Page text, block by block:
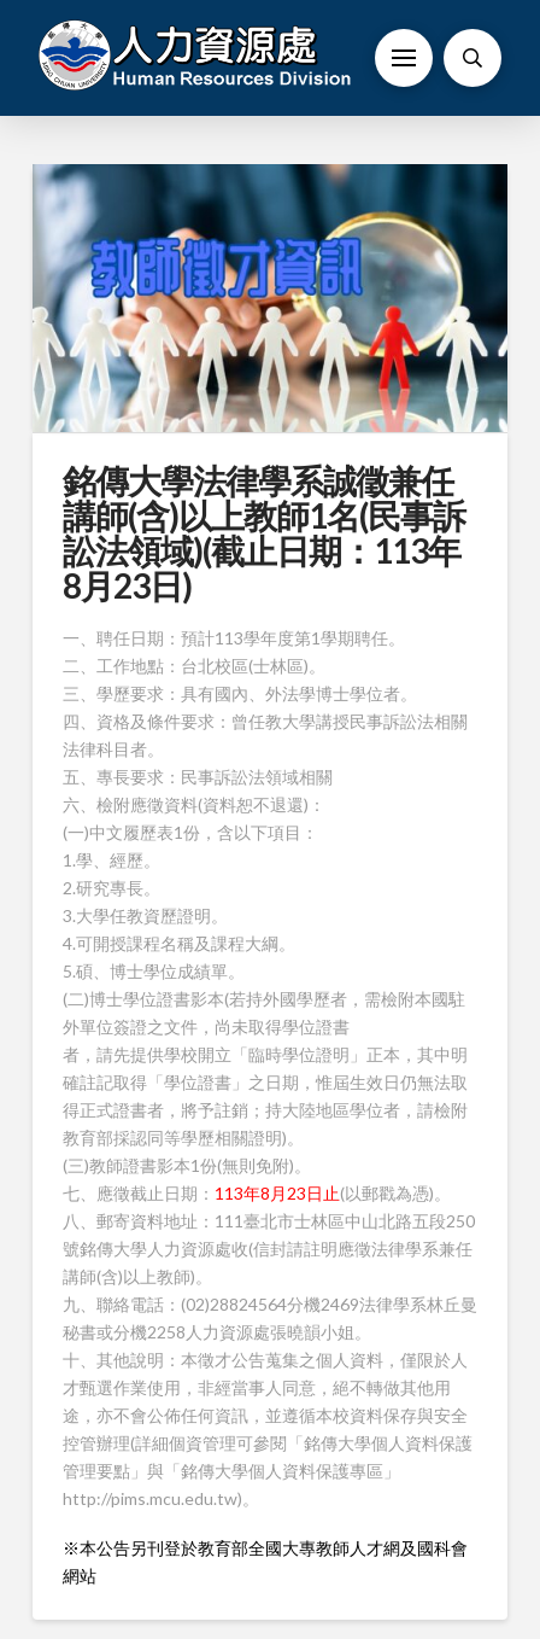
銘傳大學法律學系誠徵兼任
講師(含)以上教師1名(民事訴
訟法領域)(截止日期：113年
8月23日)
一、聘任日期：預計113學年度第1學期聘任。
二、工作地點：台北校區(士林區)。
三、學歷要求：具有國內、外法學博士學位者。
四、資格及條件要求：曾任教大學講授民事訴訟法相關
法律科目者。
五、專長要求：民事訴訟法領域相關
六、檢附應徵資料(資料恕不退還)：
(一)中文履歷表1份，含以下項目：
1.學、經歷。
2.研究專長。
3.大學任教資歷證明。
4.可開授課程名稱及課程大綱。
5.碩、博士學位成績單。
(二)博士學位證書影本(若持外國學歷者，需檢附本國駐
外單位簽證之文件，尚未取得學位證書
者，請先提供學校開立「臨時學位證明」正本，其中明
確註記取得「學位證書」之日期，惟屆生效日仍無法取
得正式證書者，將予註銷；持大陸地區學位者，請檢附
教育部採認同等學歷相關證明)。
(三)教師證書影本1份(無則免附)。
七、應徵截止日期： 113年8月23日止(以郵戳為憑)。
八、郵寄資料地址：111臺北市士林區中山北路五段250
號銘傳大學人力資源處收(信封請註明應徵法律學系兼任
講師(含)以上教師)。
九、聯絡電話：(02)28824564分機2469法律學系林丘曼
秘書或分機2258人力資源處張曉韻小姐。
十、其他說明：本徵才公告蒐集之個人資料，僅限於人
才甄選作業使用，非經當事人同意，絕不轉做其他用
途，亦不會公佈任何資訊，並遵循本校資料保存與安全
控管辦理(詳細個資管理可參閱「銘傳大學個人資料保護
管理要點」與「銘傳大學個人資料保護專區」
http://pims.mcu.edu.tw)。
※本公告另刊登於教育部全國大專教師人才網及國科會
網站